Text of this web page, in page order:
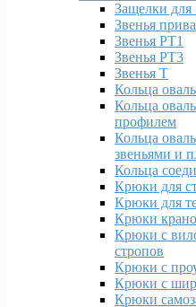
Защелки
Звенья
Звенья РТ1
Звенья РТ3
Звенья Т
Кольца
Кольца
профилем
Кольца
звеньями и
Кольца
Крюки для
Крюки для
Крюки
Крюки с
стропов
Крюки с
Крюки с
Крюки